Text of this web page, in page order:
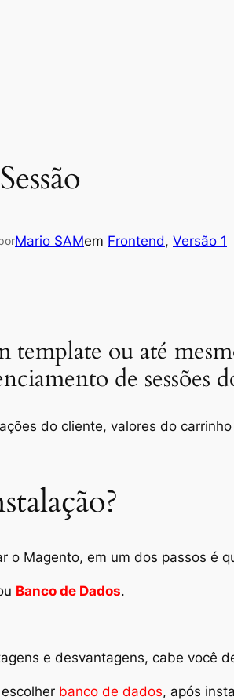
Mario SAMem Frontend, Versão 1
template ou até
de
do cliente, valores do
o Magento, em um dos passos é
Banco de Dados.
e desvantagens, cabe você
banco de dados, após